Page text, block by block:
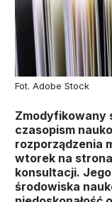
Fot. Adobe Stock
Zmodyfikowany
czasopism
rozporządzenia
wtorek na
konsultacji.
środowiska